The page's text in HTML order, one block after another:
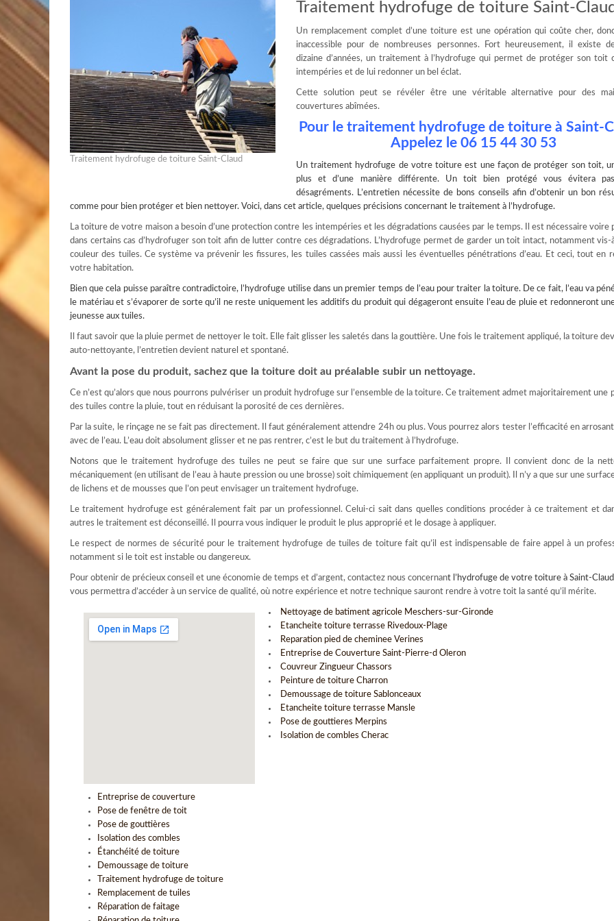
Traitement hydrofuge de toiture Saint-Claud
Traitement hydrofuge de toiture Saint-
Un remplacement complet d’une toiture est une opération qui coûte cher,
inaccessible pour de nombreuses personnes. Fort heureusement, il existe
dizaine d’années, un traitement à l’hydrofuge qui permet de protéger son toit
intempéries et de lui redonner un bel éclat.
Cette solution peut se révéler être une véritable alternative pour des
couvertures abîmées.
Pour le traitement hydrofuge de toiture à Saint-
Appelez le 06 15 44 30 53
Untraitement hydrofuge de votre toiture est une façon de protéger son toit,
plus et d’une manière différente. Un toit bien protégé vous évitera
désagréments. L’entretien nécessite de bons conseils afin d’obtenir un bon
comme pour bien protéger et bien nettoyer. Voici, dans cet article, quelques précisions concernant le traitement à l’hydrofuge.
La toiture de votre maison a besoin d’une protection contre les intempéries et les dégradations causées par le temps. Il est nécessaire voire
dans certains cas d’hydrofuger son toit afin de lutter contre ces dégradations. L’hydrofuge permet de garder un toit intact, notamment vis-
couleur des tuiles. Ce système va prévenir les fissures, les tuiles cassées mais aussi les éventuelles pénétrations d’eau. Et ceci, tout en
votre habitation.
Bien que cela puisse paraître contradictoire, l’hydrofuge utilise dans un premier temps de l’eau pourtraiter la toiture. De ce fait, l’eau va
le matériau et s’évaporer de sorte qu’il ne reste uniquement les additifs du produit qui dégageront ensuite l’eau de pluie et redonneront
jeunesse aux tuiles.
Il faut savoir que la pluie permet de nettoyer le toit. Elle fait glisser les saletés dans la gouttière. Une fois le traitement appliqué, la toiture
auto-nettoyante, l’entretien devient naturel et spontané.
Avant la pose du produit, sachez que la toiture doit au préalable subir un nettoyage.
Ce n’est qu’alors que nous pourrons pulvériser un produit hydrofuge sur l’ensemble de la toiture. Ce traitement admet majoritairement une
des tuiles contre la pluie, tout en réduisant la porosité de ces dernières.
Par la suite, le rinçage ne se fait pas directement. Il faut généralement attendre 24h ou plus. Vous pourrez alors tester l’efficacité en
avec de l’eau. L’eau doit absolument glisser et ne pas rentrer, c’est le but du traitement à l’hydrofuge.
Notons que le traitement hydrofuge des tuiles ne peut se faire que sur une surface parfaitement propre. Il convient donc de la
mécaniquement (en utilisant de l’eau à haute pression ou une brosse) soit chimiquement (en appliquant un produit). Il n’y a que sur une
de lichens et de mousses que l’on peut envisager un traitement hydrofuge.
Le traitement hydrofuge est généralement fait par un professionnel. Celui-ci sait dans quelles conditions procéder à ce traitement et
autres le traitement est déconseillé. Il pourra vous indiquer le produit le plus approprié et le dosage à appliquer.
Le respect de normes de sécurité pour le traitement hydrofuge de tuiles de toiture fait qu’il est indispensable de faire appel à un
notamment si le toit est instable ou dangereux.
Pour obtenir de précieux conseil et une économie de temps et d’argent, contactez nous concernant l’ hydrofuge de votre toiture à Saint-Claud
vous permettra d’accéder à un service de qualité, où notre expérience et notre technique sauront rendre à votre toit la santé qu’il mérite.
Nettoyage de batiment agricole Meschers-sur-Gironde
Etancheite toiture terrasse Rivedoux-Plage
Reparation pied de cheminee Verines
Entreprise de Couverture Saint-Pierre-d Oleron
Couvreur Zingueur Chassors
Peinture de toiture Charron
Demoussage de toiture Sablonceaux
Etancheite toiture terrasse Mansle
Pose de gouttieres Merpins
Isolation de combles Cherac
Entreprise de couverture
Pose de fenêtre de toit
Pose de gouttières
Isolation des combles
Étanchéité de toiture
Demoussage de toiture
Traitement hydrofuge de toiture
Remplacement de tuiles
Réparation de faitage